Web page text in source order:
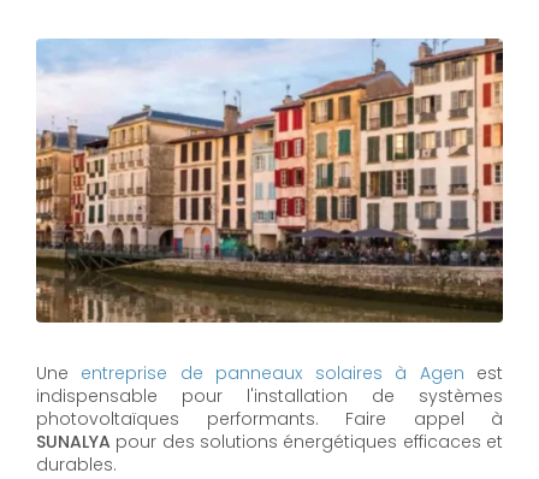
Une entreprise de panneaux solaires à Agen est
indispensable pour l'installation de systèmes
photovoltaïques performants. Faire appel à
SUNALYA pour des solutions énergétiques efficaces et
durables.